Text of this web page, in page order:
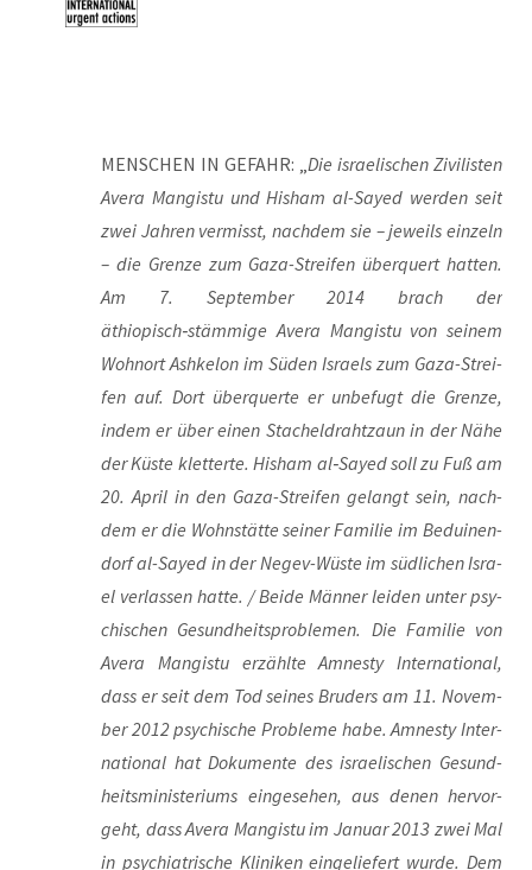
MENSCHEN IN GEFAHR: „Die israe­li­schen Zivi­lis­ten
Ave­ra Man­gis­tu und His­ham al-Say­ed wer­den seit
zwei Jah­ren ver­misst, nach­dem sie – jeweils ein­zeln
– die Gren­ze zum Gaza-Strei­fen über­quert hat­ten.
Am 7. Sep­tem­ber 2014 brach der
äthiopisch‑stämmige Ave­ra Man­gis­tu von sei­nem
Wohn­ort Ash­kel­on im Süden Isra­els zum Gaza-Strei­
fen auf. Dort über­quer­te er unbe­fugt die Gren­ze,
indem er über einen Sta­chel­draht­zaun in der Nähe
der Küs­te klet­ter­te. His­ham al‑Sayed soll zu Fuß am
20. April in den Gaza-Strei­fen gelangt sein, nach­
dem er die Wohn­stät­te sei­ner Fami­lie im Bedui­nen­
dorf al-Say­ed in der Negev-Wüs­te im süd­li­chen Isra­
el ver­las­sen hat­te. / Bei­de Män­ner lei­den unter psy­
chi­schen Gesund­heits­pro­ble­men. Die Fami­lie von
Ave­ra Man­gis­tu erzähl­te Amnes­ty Inter­na­tio­nal,
dass er seit dem Tod sei­nes Bru­ders am 11. Novem­
ber 2012 psy­chi­sche Pro­ble­me habe. Amnes­ty Inter­
na­tio­nal hat Doku­men­te des israe­li­schen Gesund­
heits­mi­nis­te­ri­ums ein­ge­se­hen, aus denen her­vor­
geht, dass Ave­ra Man­gis­tu im Janu­ar 2013 zwei Mal
in psych­ia­tri­sche Kli­ni­ken ein­ge­lie­fert wur­de. Dem